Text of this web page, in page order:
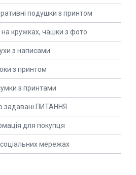
подушки з принтом
кружках, чашки з фото
з написами
з принтом
з принтами
задавані ПИТАННЯ
для покупця
мережах